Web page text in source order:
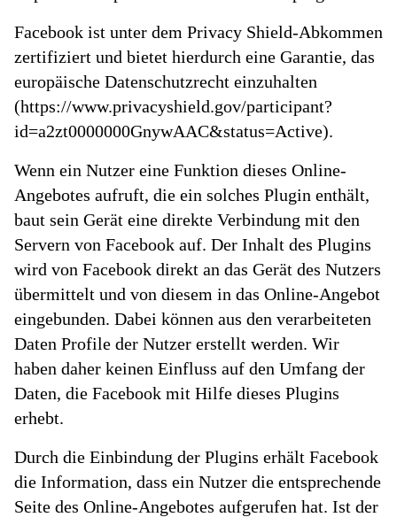
Facebook ist unter dem Privacy Shield-Abkommen
zertifiziert und bietet hierdurch eine Garantie, das
europäische Datenschutzrecht einzuhalten
(https://www.privacyshield.gov/participant?
id=a2zt0000000GnywAAC&status=Active).
Wenn ein Nutzer eine Funktion dieses Online-
Angebotes aufruft, die ein solches Plugin enthält,
baut sein Gerät eine direkte Verbindung mit den
Servern von Facebook auf. Der Inhalt des Plugins
wird von Facebook direkt an das Gerät des Nutzers
übermittelt und von diesem in das Online-Angebot
eingebunden. Dabei können aus den verarbeiteten
Daten Profile der Nutzer erstellt werden. Wir
haben daher keinen Einfluss auf den Umfang der
Daten, die Facebook mit Hilfe dieses Plugins
erhebt.
Durch die Einbindung der Plugins erhält Facebook
die Information, dass ein Nutzer die entsprechende
Seite des Online-Angebotes aufgerufen hat. Ist der